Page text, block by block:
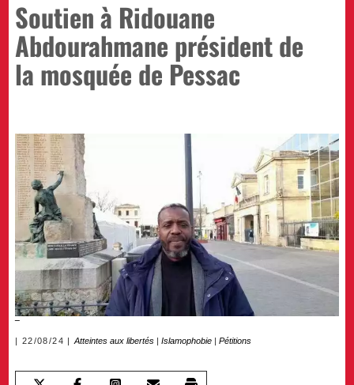
Soutien à Ridouane
Abdourahmane président de
la mosquée de Pessac
22/08/24 Atteintes aux libertés |Islamophobie |Pétitions